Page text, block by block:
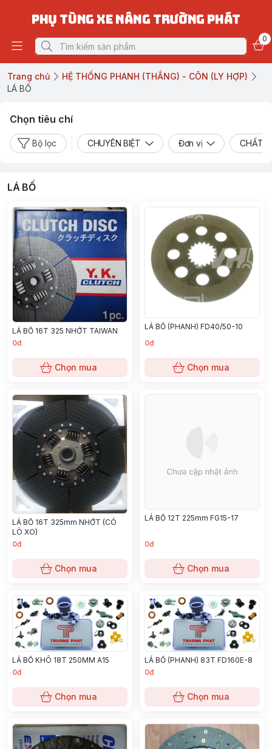
PHỤ TÙNG XE NÂNG TRƯỜNG PHÁT
0
Trang chủ
HỆ THỐNG PHANH (THẮNG) - CÔN (LY HỢP)
LÁ BỐ
Chọn tiêu chí
Bộ lọc CHUYÊN BIỆT Đơn vị CHẤT
LÁ BỐ
LÁ BỐ 16T 325 NHỚT TAIWAN
0đ
Chọn mua
LÁ BỐ (PHANH) FD40/50-10
0đ
Chọn mua
LÁ BỐ 16T 325mm NHỚT (CÓ
LÒ XO)
0đ
Chọn mua
LÁ BỐ 12T 225mm FG15-17
0đ
Chọn mua
LÁ BỐ KHÔ 18T 250MM A15
0đ
Chọn mua
LÁ BỐ (PHANH) 83T FD160E-8
0đ
Chọn mua